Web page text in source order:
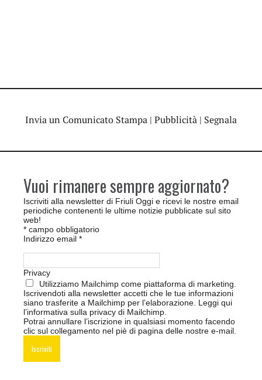
Invia un Comunicato Stampa | Pubblicità | Segnala
Vuoi rimanere sempre aggiornato?
Iscriviti alla newsletter di Friuli Oggi e ricevi le nostre email
periodiche contenenti le ultime notizie pubblicate sul sito
web!
* campo obbligatorio
Indirizzo email *
Privacy
Utilizziamo Mailchimp come piattaforma di marketing.
Iscrivendoti alla newsletter accetti che le tue informazioni
siano trasferite a Mailchimp per l’elaborazione. Leggi qui
l’informativa sulla privacy di Mailchimp.
Potrai annullare l’iscrizione in qualsiasi momento facendo
clic sul collegamento nel piè di pagina delle nostre e-mail.